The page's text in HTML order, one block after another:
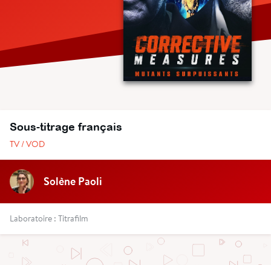
Sous-titrage français
TV / VOD
Solène Paoli
Laboratoire : Titrafilm